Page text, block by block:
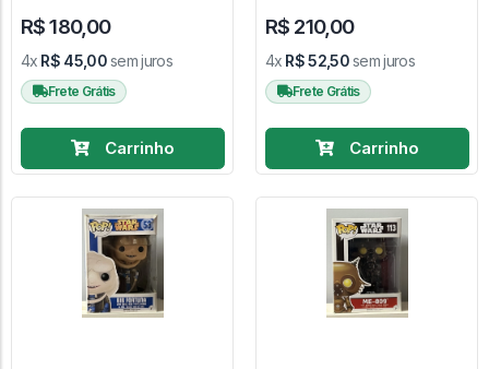
R$ 180,00
4x R$ 45,00sem juros
Frete Grátis
Carrinho
R$ 210,00
4x R$ 52,50sem juros
Frete Grátis
Carrinho